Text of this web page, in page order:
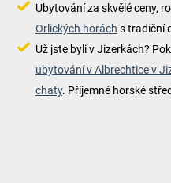
Ubytování za skvělé ceny,
Orlických horách s tradiční
Už jste byli v Jizerkách?
ubytování v Albrechtice v
chaty. Příjemné horské